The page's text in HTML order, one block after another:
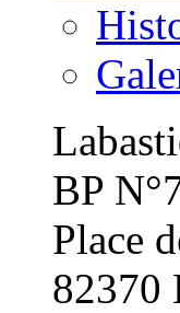
BP
Place
82370